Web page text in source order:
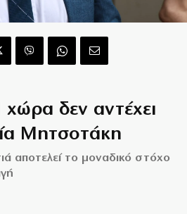
δεν αντέχει
Μητσοτάκη
αποτελεί το μοναδικό στόχο